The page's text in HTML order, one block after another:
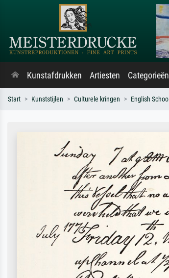
Kunstafdrukken Artiesten Categorieën
Start Kunststijlen Culturele kringen English School